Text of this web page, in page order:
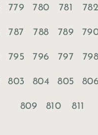
779 780 781 782
787 788 789
795 796 797 798
803 804 805 806
809 810 811